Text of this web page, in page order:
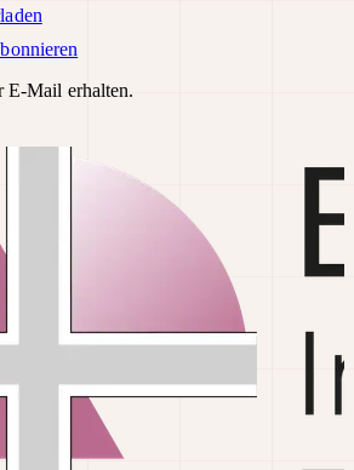
E-Mail erhalten.